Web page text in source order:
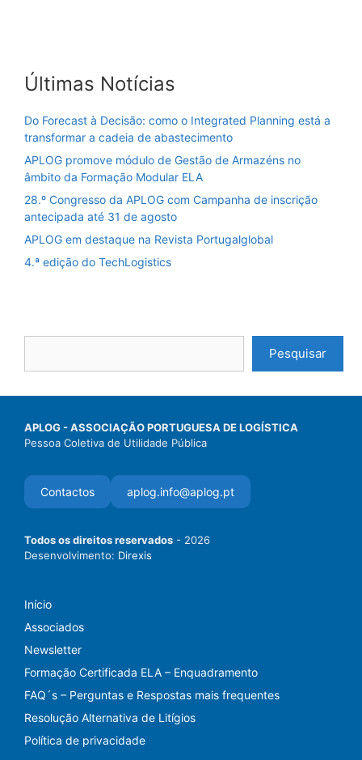
Últimas Notícias
Do Forecast à Decisão: como o Integrated Planning está a
transformar a cadeia de abastecimento
APLOG promove módulo de Gestão de Armazéns no
âmbito da Formação Modular ELA
28.º Congresso da APLOG com Campanha de inscrição
antecipada até 31 de agosto
APLOG em destaque na Revista Portugalglobal
4.ª edição do TechLogistics
Pesquisar
APLOG - ASSOCIAÇÃO PORTUGUESA DE LOGÍSTICA
Pessoa Coletiva de Utilidade Pública
Contactos aplog.info@aplog.pt
Todos os direitos reservados - 2026
Desenvolvimento: Direxis
Início
Associados
Newsletter
Formação Certificada ELA – Enquadramento
FAQ´s – Perguntas e Respostas mais frequentes
Resolução Alternativa de Litígios
Política de privacidade